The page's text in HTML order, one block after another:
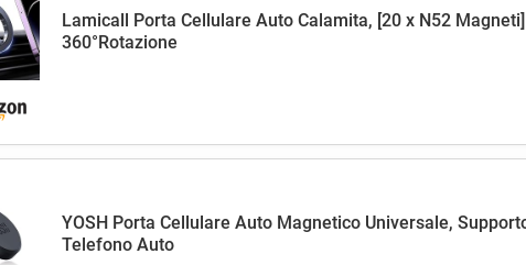
Lamicall Porta Cellulare Auto Calamita, [20 x N52 Magneti]
360°Rotazione
YOSH Porta Cellulare Auto Magnetico Universale,
Telefono Auto